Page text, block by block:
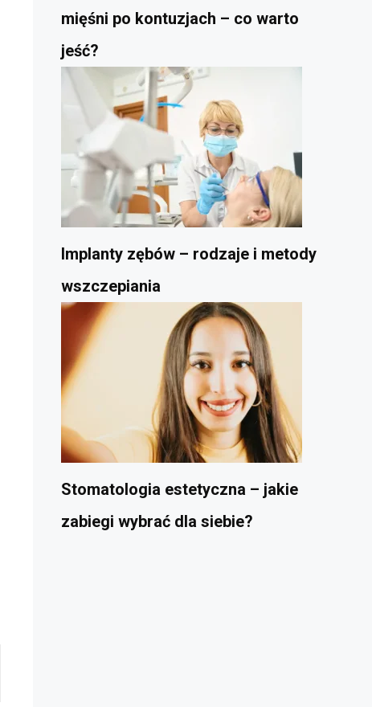
mięśni po kontuzjach – co warto
jeść?
Implanty zębów – rodzaje i metody
wszczepiania
Stomatologia estetyczna – jakie
zabiegi wybrać dla siebie?